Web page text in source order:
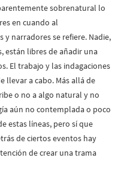
sobrenatural lo
en cuando al
narradores se refiere. Nadie,
están libres de añadir una
El trabajo y las indagaciones
llevar a cabo. Más allá de
o no a algo natural y no
aún no contemplada o poco
estas líneas, pero sí que
de ciertos eventos hay
de crear una trama